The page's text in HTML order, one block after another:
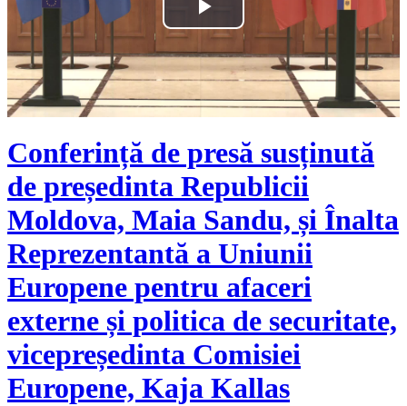
Play
Video
Conferință de presă susținută
de președinta Republicii
Moldova, Maia Sandu, și Înalta
Reprezentantă a Uniunii
Europene pentru afaceri
externe și politica de securitate,
vicepreședinta Comisiei
Europene, Kaja Kallas